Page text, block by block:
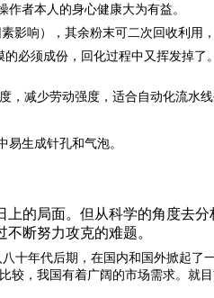
者本人的身心健康大为有益。
影响），其余粉末可二次回收利用
必须成份，回化过程中又挥发掉
减少劳动强度，适合自动化流水线
生成针孔和气泡。
的局面。但从科学的角度去
断努力攻克的难题。
十年代后期，在国内和国外掀起了
，我国有着广阔的市场需求。就